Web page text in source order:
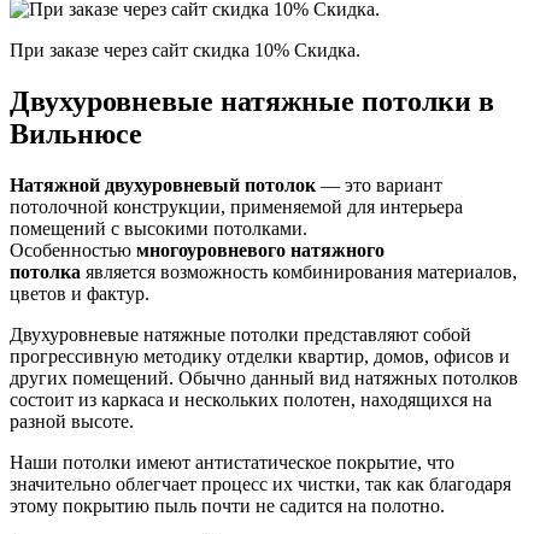
При заказе через сайт скидка 10% Скидка.
Двухуровневые натяжные потолки в
Вильнюсе
Натяжной двухуровневый потолок — это вариант
потолочной конструкции, применяемой для интерьера
помещений с высокими потолками.
Особенностью многоуровневого натяжного
потолка является возможность комбинирования материалов,
цветов и фактур.
Двухуровневые натяжные потолки представляют собой
прогрессивную методику отделки квартир, домов, офисов и
других помещений. Обычно данный вид натяжных потолков
состоит из каркаса и нескольких полотен, находящихся на
разной высоте.
Наши потолки имеют антистатическое покрытие, что
значительно облегчает процесс их чистки, так как благодаря
этому покрытию пыль почти не садится на полотно.